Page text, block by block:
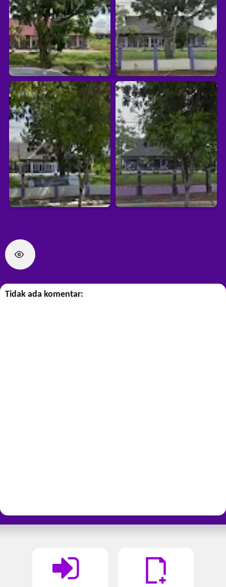
Tidak ada komentar: